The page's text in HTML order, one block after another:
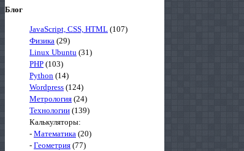
Блог
JavaScript, CSS, HTML (107)
Физика (29)
Linux Ubuntu (31)
PHP (103)
Python (14)
Wordpress (124)
Метрология (24)
Технологии (139)
Калькуляторы:
- Математика (20)
- Геометрия (77)